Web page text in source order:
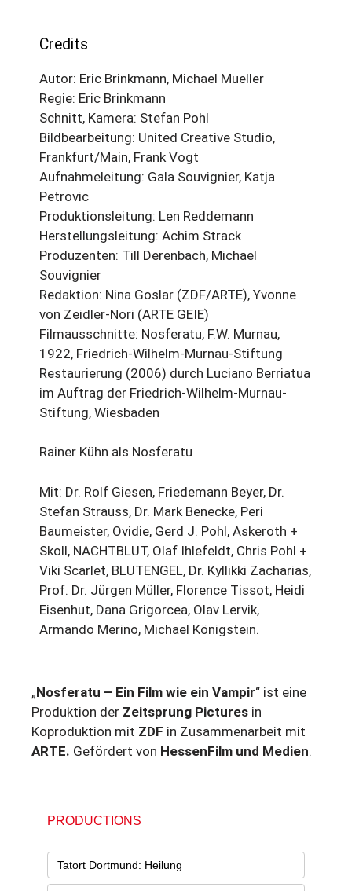
Credits
Autor: Eric Brinkmann, Michael Mueller
Regie: Eric Brinkmann
Schnitt, Kamera: Stefan Pohl
Bildbearbeitung: United Creative Studio,
Frankfurt/Main, Frank Vogt
Aufnahmeleitung: Gala Souvignier, Katja
Petrovic
Produktionsleitung: Len Reddemann
Herstellungsleitung: Achim Strack
Produzenten: Till Derenbach, Michael
Souvignier
Redaktion: Nina Goslar (ZDF/ARTE), Yvonne
von Zeidler-Nori (ARTE GEIE)
Filmausschnitte: Nosferatu, F.W. Murnau,
1922, Friedrich-Wilhelm-Murnau-Stiftung
Restaurierung (2006) durch Luciano Berriatua
im Auftrag der Friedrich-Wilhelm-Murnau-
Stiftung, Wiesbaden
Rainer Kühn als Nosferatu
Mit: Dr. Rolf Giesen, Friedemann Beyer, Dr.
Stefan Strauss, Dr. Mark Benecke, Peri
Baumeister, Ovidie, Gerd J. Pohl, Askeroth +
Skoll, NACHTBLUT, Olaf Ihlefeldt, Chris Pohl +
Viki Scarlet, BLUTENGEL, Dr. Kyllikki Zacharias,
Prof. Dr. Jürgen Müller, Florence Tissot, Heidi
Eisenhut, Dana Grigorcea, Olav Lervik,
Armando Merino, Michael Königstein.
„Nosferatu – Ein Film wie ein Vampir“ ist eine
Produktion der Zeitsprung Pictures in
Koproduktion mit ZDF in Zusammenarbeit mit
ARTE. Gefördert von HessenFilm und Medien.
PRODUCTIONS
Tatort Dortmund: Heilung